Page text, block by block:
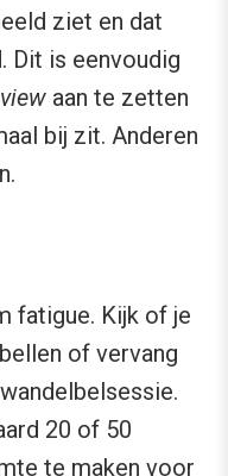
ziet en dat
Dit is eenvoudig
aan te zetten
bij zit. Anderen
fatigue. Kijk of je
of vervang
20 of 50
te maken voor